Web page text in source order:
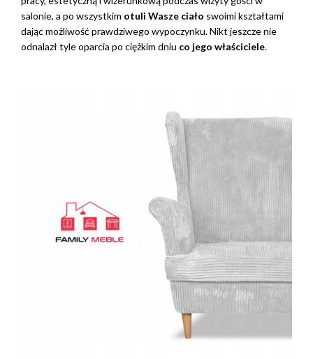
salonie, a po wszystkim otuli Wasze ciało swoimi kształtami
dając możliwość prawdziwego wypoczynku. Nikt jeszcze nie
odnalazł tyle oparcia po ciężkim dniu co jego właściciele.